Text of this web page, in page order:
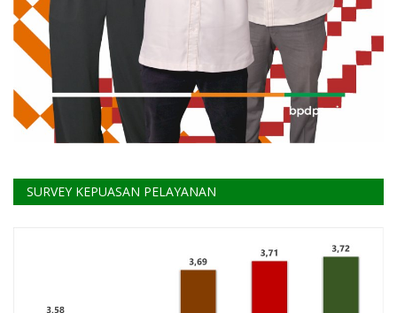
SURVEY KEPUASAN PELAYANAN